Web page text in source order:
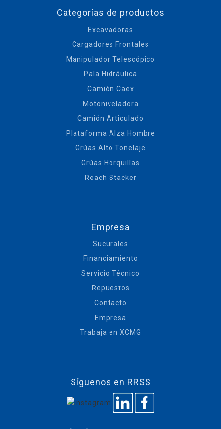
Categorías de productos
Excavadoras
Cargadores Frontales
Manipulador Telescópico
Pala Hidráulica
Camión Caex
Motoniveladora
Camión Articulado
Plataforma Alza Hombre
Grúas Alto Tonelaje
Grúas Horquillas
Reach Stacker
Empresa
Sucurales
Financiamiento
Servicio Técnico
Repuestos
Contacto
Empresa
Trabaja en XCMG
Síguenos en RRSS